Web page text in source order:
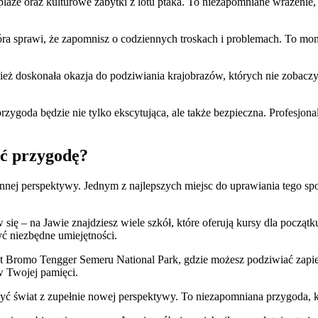
sprawi,⁣ że zapomnisz o ⁣codziennych troskach i ‍problemach. To
doskonała ‌okazja do podziwiania krajobrazów, których nie
będzie nie tylko⁤ ekscytująca, ale także bezpieczna.
przygodę?
perspektywy. Jednym z najlepszych miejsc ⁢do uprawiania tego
– na Jawie znajdziesz wiele szkół, które oferują kursy dla
⁣niezbędne umiejętności.
Tengger ​Semeru National Park, gdzie możesz podziwiać⁢
⁣Twojej pamięci.
świat z zupełnie nowej perspektywy. To niezapomniana